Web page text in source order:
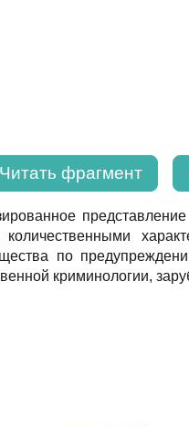
Читать фрагмент
по
криминологии,